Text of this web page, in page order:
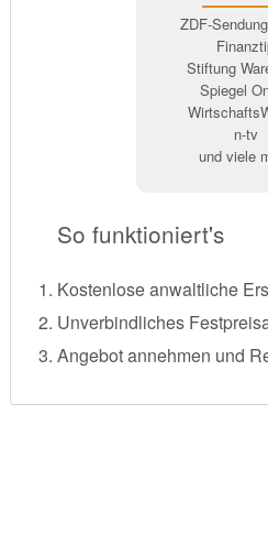
ZDF-
Stiftung
Spiegel
n-tv
und viele
So funktioniert's
Kostenlose anwaltliche
Unverbindliches
Angebot annehmen und